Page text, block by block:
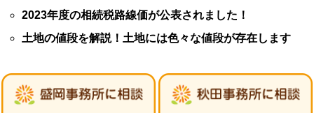
2023年度の相続税路線価が公表されました！
土地の値段を解説！土地には色々な値段が存在します